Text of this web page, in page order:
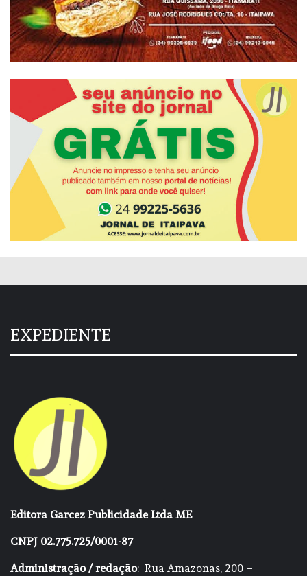
EXPEDIENTE
Editora Garcez Publicidade Ltda ME
CNPJ 02.775.725/0001-87
Administração / redação: Rua Amazonas, 200 –